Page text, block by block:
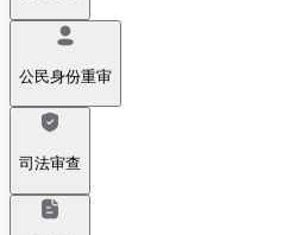
公民身份重审
司法审查